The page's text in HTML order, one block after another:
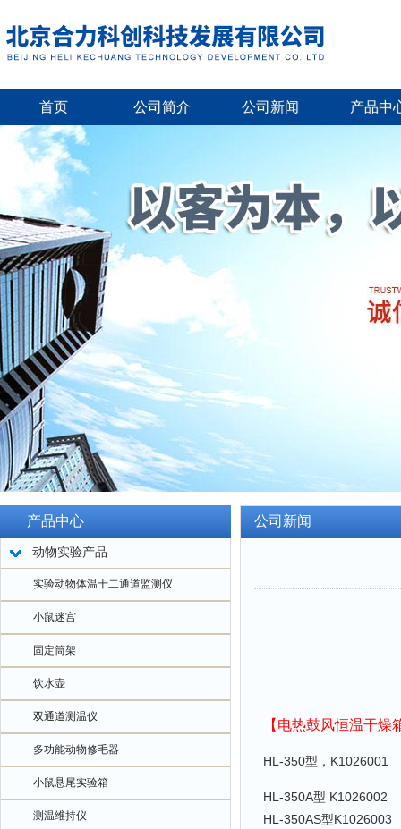
首页 公司简介 公司新闻 产品中
产品中心
动物实验产品
实验动物体温十二通道监测仪
小鼠迷宫
固定筒架
饮水壶
双通道测温仪
多功能动物修毛器
小鼠悬尾实验箱
测温维持仪
公司新闻
【电热鼓风恒温干燥
HL-350型，K1026001
HL-350A型 K1026002
HL-350AS型K1026003